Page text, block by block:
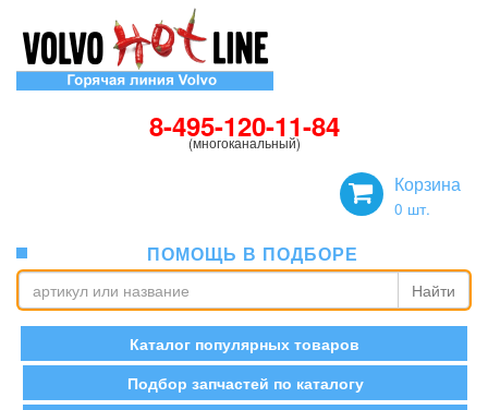
8-495-120-11-84
(многоканальный)
Корзина
0 шт.
ПОМОЩЬ В ПОДБОРЕ
Найти
Каталог популярных товаров
Подбор запчастей по каталогу